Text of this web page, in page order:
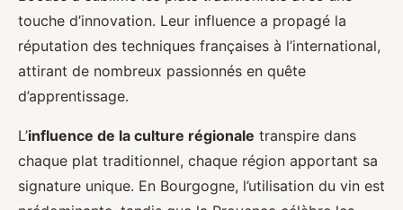
touche d’innovation. Leur influence a propagé la
réputation des techniques françaises à l’international,
attirant de nombreux passionnés en quête
d’apprentissage.
L’influence de la culture régionale transpire dans
chaque plat traditionnel, chaque région apportant sa
signature unique. En Bourgogne, l’utilisation du vin est